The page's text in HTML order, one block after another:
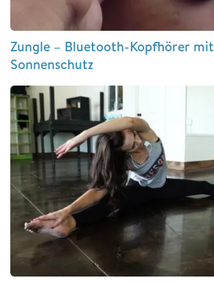
Zungle – Bluetooth-Kopfhörer mit
Sonnenschutz